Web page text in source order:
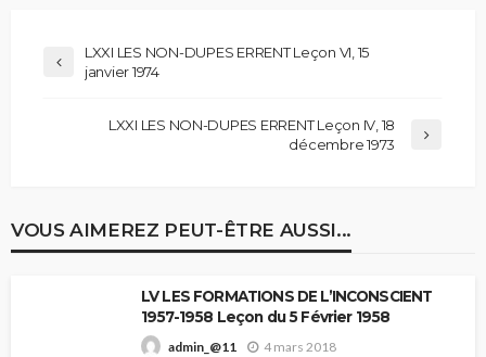
LXXI LES NON-DUPES ERRENT Leçon VI, 15
janvier 1974
LXXI LES NON-DUPES ERRENT Leçon IV, 18
décembre 1973
VOUS AIMEREZ PEUT-ÊTRE AUSSI...
LV LES FORMATIONS DE L’INCONSCIENT
1957-1958 Leçon du 5 Février 1958
admin_@11 4 mars 2018